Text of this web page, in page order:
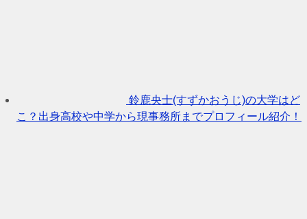
鈴鹿央士(すずかおうじ)の大学はど
こ？出身高校や中学から現事務所までプロフィール紹介！